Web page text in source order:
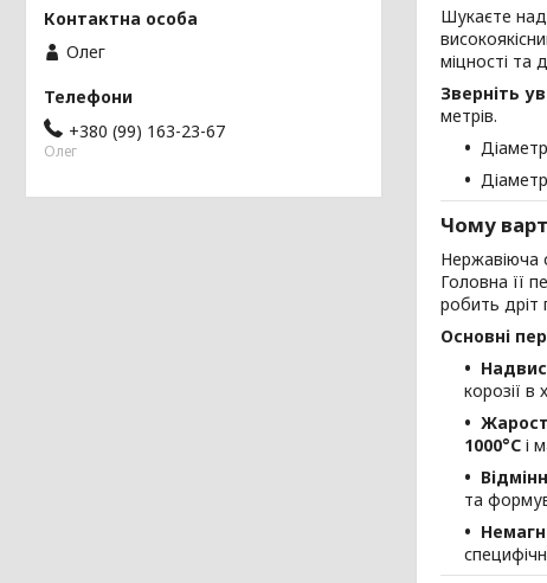
Шукаєте
міцності та
Зверніть
метрів.
Чому
Нержавіюча
Головна її
робить дріт
Основні
корозії
1000°C і
та
Олег
+380 (99) 163-23-67
Олег